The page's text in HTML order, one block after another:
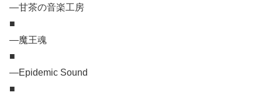
―甘茶の音楽工房
■
―魔王魂
■
―Epidemic Sound
■